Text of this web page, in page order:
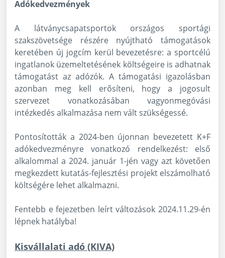
Adókedvezmények
A látványcsapatsportok országos sportági
szakszövetsége részére nyújtható támogatások
keretében új jogcím kerül bevezetésre: a sportcélú
ingatlanok üzemeltetésének költségeire is adhatnak
támogatást az adózók. A támogatási igazolásban
azonban meg kell erősíteni, hogy a jogosult
szervezet vonatkozásában vagyonmegóvási
intézkedés alkalmazása nem vált szükségessé.
Pontosították a 2024-ben újonnan bevezetett K+F
adókedvezményre vonatkozó rendelkezést: első
alkalommal a 2024. január 1-jén vagy azt követően
megkezdett kutatás-fejlesztési projekt elszámolható
költségére lehet alkalmazni.
Fentebb e fejezetben leírt változások 2024.11.29-én
lépnek hatályba!
Kisvállalati adó (KIVA)